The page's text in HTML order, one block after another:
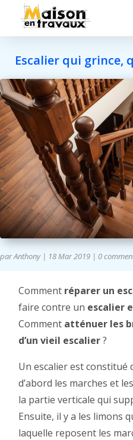
Escalier qui grince,
parAnthony| 18 Mar 2019 | 0
Comment réparer un
faire contre un escalier
Comment atténuer les
d’un vieil escalier?
Un escalier est constitué
d’abord les marches et
la partie verticale qui
Ensuite, il y a les limons
laquelle reposent les